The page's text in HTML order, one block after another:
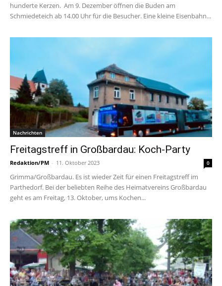
hunderte Kerzen. Am 9. Dezember öffnen die Buden am
Schmiedeteich ab 14.00 Uhr für die Besucher. Eine kleine Eisenbahn...
Nachrichten
Freitagstreff in Großbardau: Koch-Party
Redaktion/PM - 11. Oktober 2023 0
Grimma/Großbardau. Es ist wieder Zeit für einen Freitagstreff im
Parthedorf. Bei der beliebten Reihe des Heimatvereins Großbardau
geht es am Freitag, 13. Oktober, ums Kochen...